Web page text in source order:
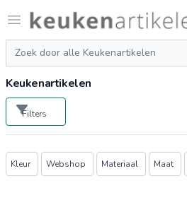
Open menu
Logo keukenartikelen.com
Zoeken
Keukenartikelen
Filters
Producten
Kleur Webshop Materiaal Maat